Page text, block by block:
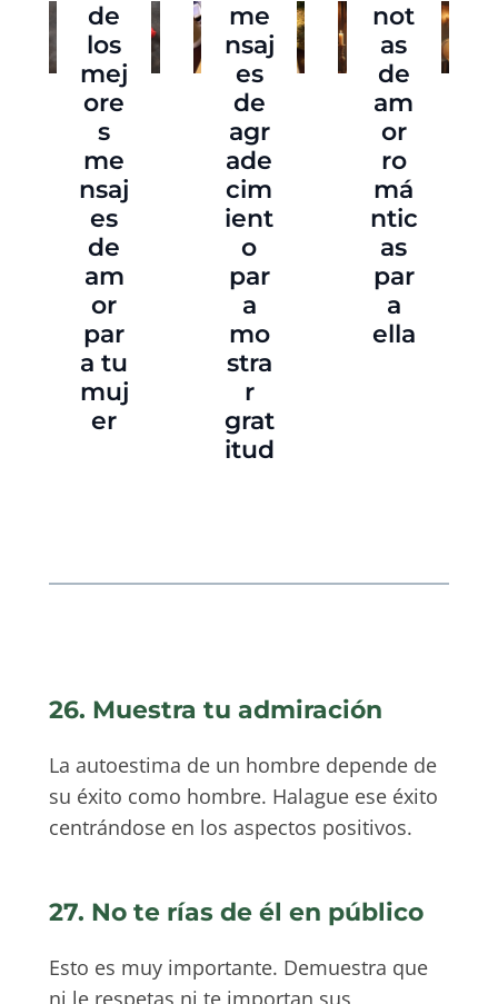
de
los
mej
ore
s
me
nsaj
es
de
am
or
par
a tu
muj
er
me
nsaj
es
de
agr
ade
cim
ient
o
par
a
mo
stra
r
grat
itud
not
as
de
am
or
ro
má
ntic
as
par
a
ella
26. Muestra tu admiración
La autoestima de un hombre depende de
su éxito como hombre. Halague ese éxito
centrándose en los aspectos positivos.
27. No te rías de él en público
Esto es muy importante. Demuestra que